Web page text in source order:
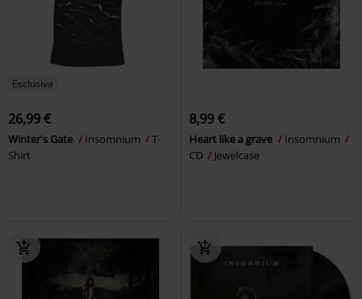
Esclusiva
26,99 €
Winter's Gate Insomnium
T-
Shirt
8,99 €
Heart like a grave
Insomnium
CD
Jewelcase